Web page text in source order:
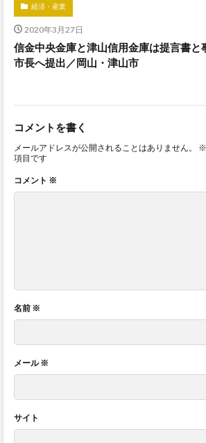
経済・産業
2020年3月27日
信金中央金庫と津山信用金庫は提言書
市長へ提出／岡山・津山市
コメントを書く
メールアドレスが公開されることはありません。 ※
項目です
コメント ※
名前 ※
メール※
サイト